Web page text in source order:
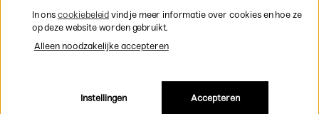
In ons cookiebeleid vind je meer informatie over cookies en hoe ze
op deze website worden gebruikt.
Alleen noodzakelijke accepteren
Instellingen Accepteren